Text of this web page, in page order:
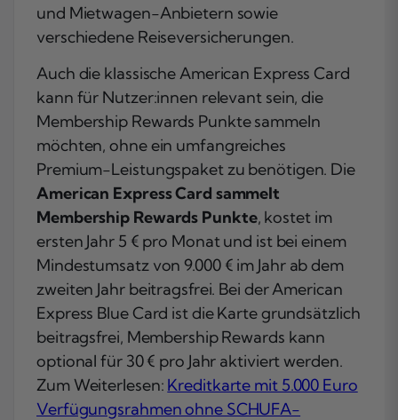
und Mietwagen-Anbietern sowie
verschiedene Reiseversicherungen.
Auch die klassische American Express Card
kann für Nutzer:innen relevant sein, die
Membership Rewards Punkte sammeln
möchten, ohne ein umfangreiches
Premium-Leistungspaket zu benötigen. Die
American Express Card sammelt
Membership Rewards Punkte, kostet im
ersten Jahr 5 € pro Monat und ist bei einem
Mindestumsatz von 9.000 € im Jahr ab dem
zweiten Jahr beitragsfrei. Bei der American
Express Blue Card ist die Karte grundsätzlich
beitragsfrei, Membership Rewards kann
optional für 30 € pro Jahr aktiviert werden.
Zum Weiterlesen: Kreditkarte mit 5.000 Euro
Verfügungsrahmen ohne SCHUFA-